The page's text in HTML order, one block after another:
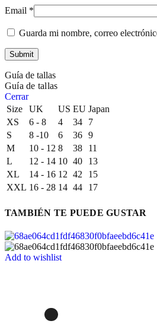
Email *
Guarda mi nombre, correo
Guía de tallas
Guía de tallas
Cerrar
Size
UK US EU Japan
XS
6 - 8 4 34
7
S
8 -10 6 36 9
M
10 - 12 8 38
11
L
12 - 14 10 40
13
XL
14 - 16 12 42
15
XXL 16 - 28 14 44 17
TAMBIÉN TE PUEDE GUSTAR
Add to wishlist